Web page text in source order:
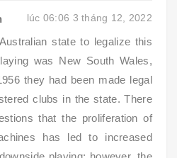
lúc 06:06 3 tháng 12, 2022
state to legalize this
was New South Wales,
they had been made legal
clubs in the state. There
that the proliferation of
has led to increased